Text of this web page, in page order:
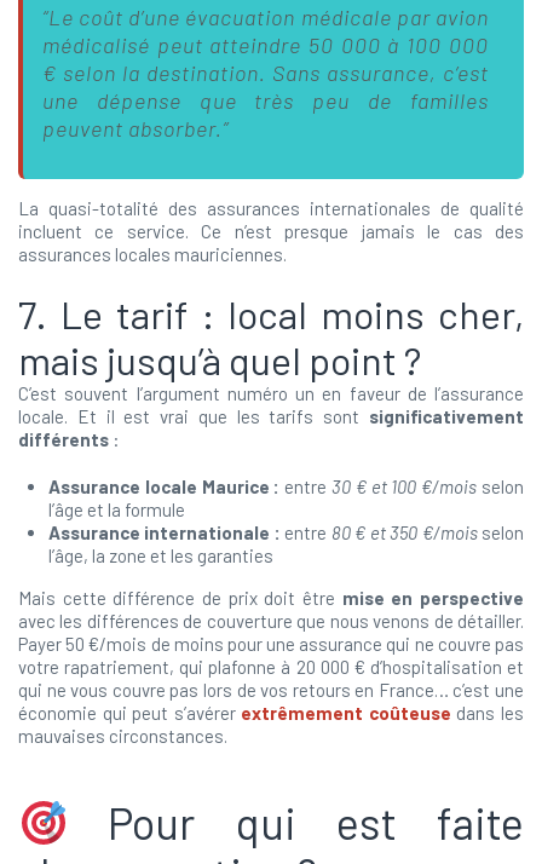
“Le coût d’une évacuation médicale par avion
médicalisé peut atteindre 50 000 à 100 000
€ selon la destination. Sans assurance, c’est
une dépense que très peu de familles
peuvent absorber.”
La quasi-totalité des assurances internationales de qualité
incluent ce service. Ce n’est presque jamais le cas des
assurances locales mauriciennes.
7. Le tarif : local moins cher,
mais jusqu’à quel point ?
C’est souvent l’argument numéro un en faveur de l’assurance
locale. Et il est vrai que les tarifs sont significativement
différents :
Assurance locale Maurice : entre30 € et 100 €/mois selon
l’âge et la formule
Assurance internationale : entre 80 € et 350 €/moisselon
l’âge, la zone et les garanties
Mais cette différence de prix doit être mise en perspective
avec les différences de couverture que nous venons de détailler.
Payer 50 €/mois de moins pour une assurance qui ne couvre pas
votre rapatriement, qui plafonne à 20 000 € d’hospitalisation et
qui ne vous couvre pas lors de vos retours en France… c’est une
économie qui peut s’avérer extrêmement coûteuse dans les
mauvaises circonstances.
Pour qui est faite